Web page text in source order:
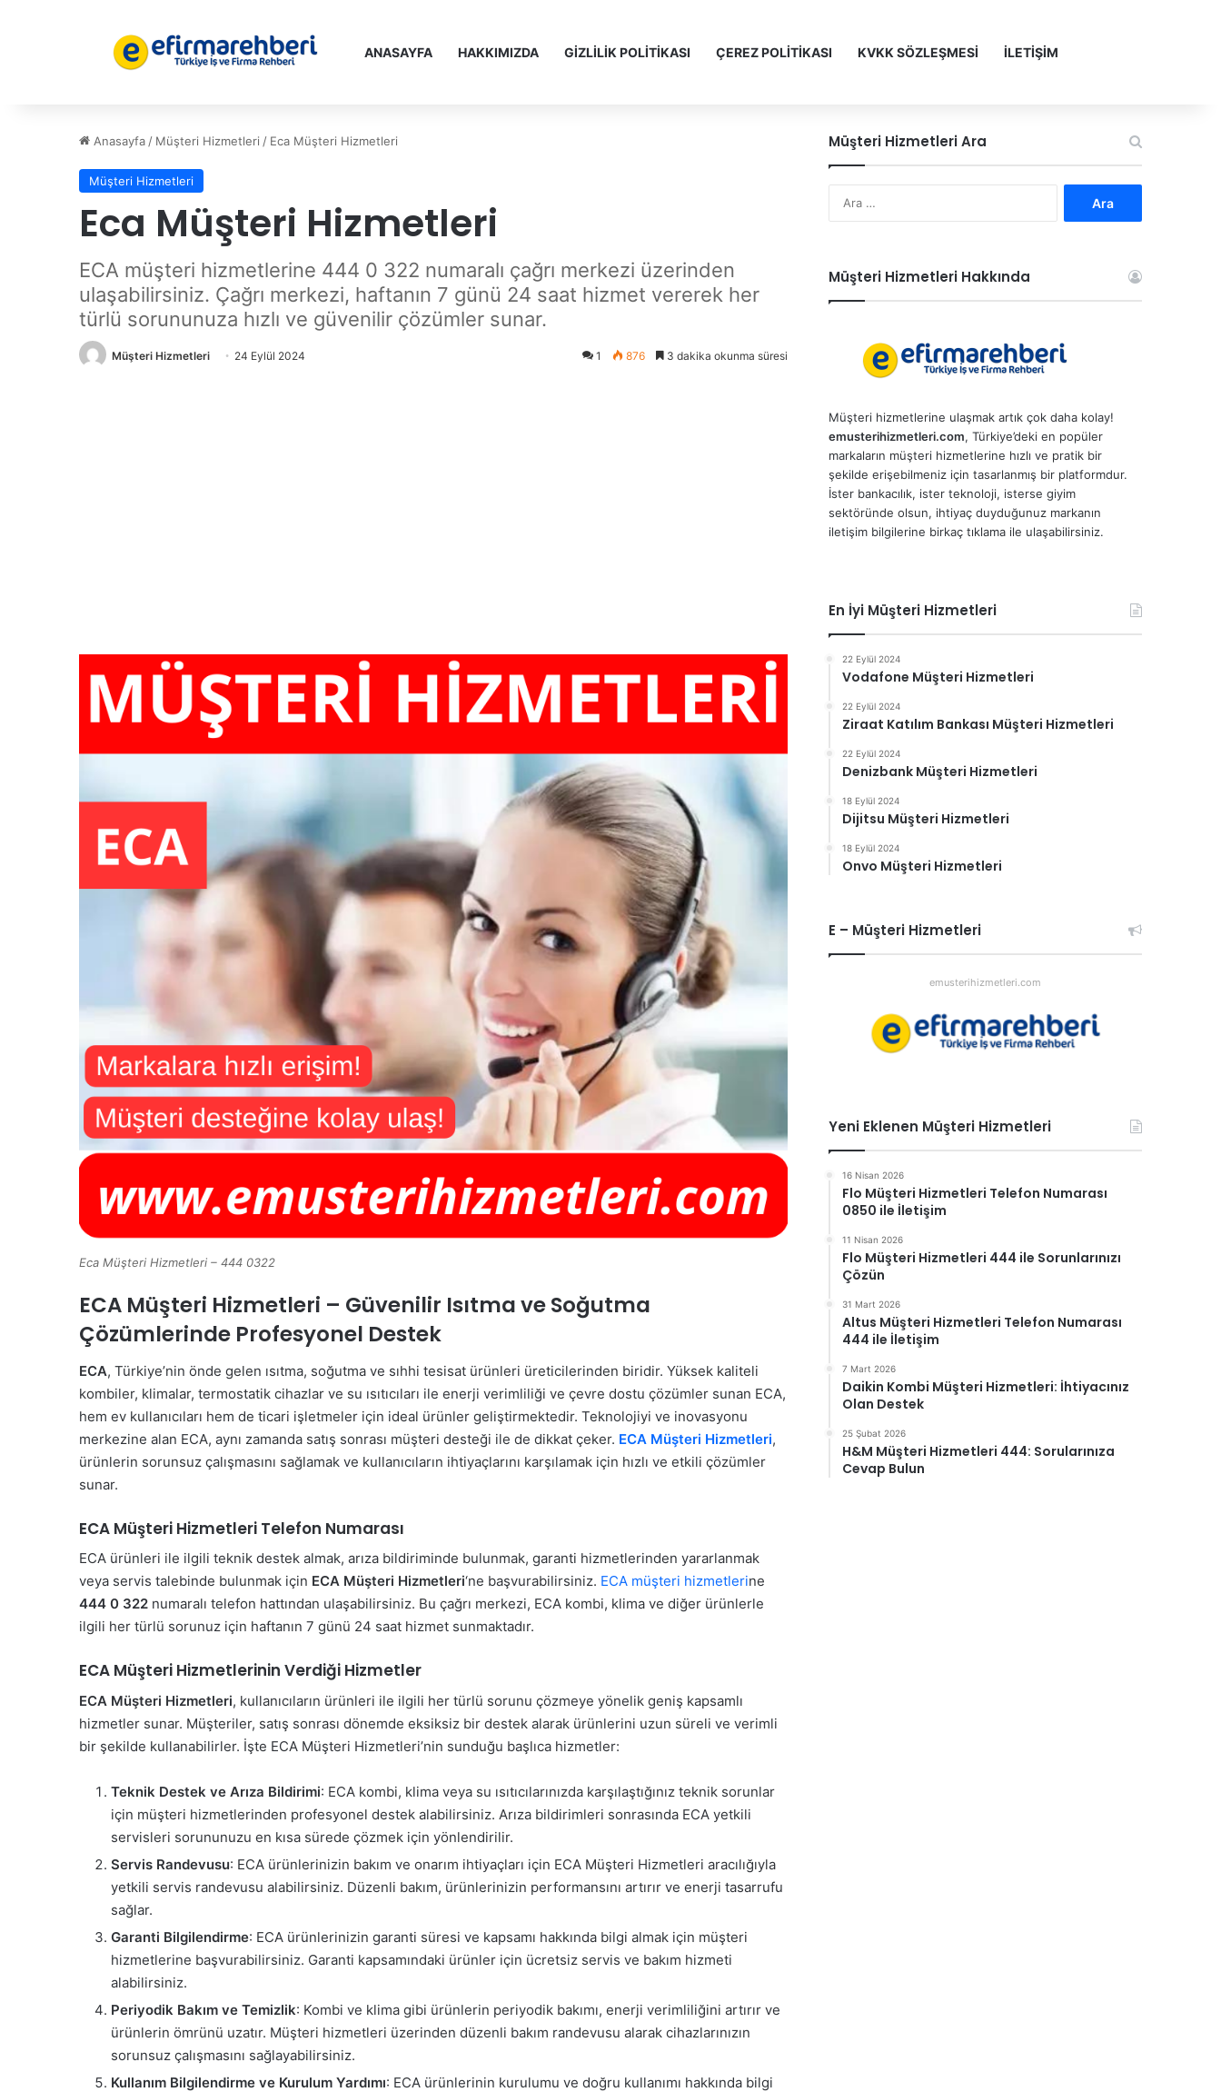
ANASAYFA HAKKIMIZDA GİZLİLİK POLİTİKASI ÇEREZ POLİTİKASI KVKK SÖZLEŞMESİ İLETİŞİM
Anasayfa / Müşteri Hizmetleri / Eca Müşteri Hizmetleri
Müşteri Hizmetleri
Eca Müşteri Hizmetleri
ECA müşteri hizmetlerine 444 0 322 numaralı çağrı merkezi üzerinden
ulaşabilirsiniz. Çağrı merkezi, haftanın 7 günü 24 saat hizmet vererek her
türlü sorununuza hızlı ve güvenilir çözümler sunar.
Müşteri Hizmetleri 24 Eylül 2024 1 876 3 dakika okunma süresi
Eca Müşteri Hizmetleri – 444 0322
ECA Müşteri Hizmetleri – Güvenilir Isıtma ve Soğutma
Çözümlerinde Profesyonel Destek
ECA, Türkiye’nin önde gelen ısıtma, soğutma ve sıhhi tesisat ürünleri üreticilerinden biridir. Yüksek kaliteli
kombiler, klimalar, termostatik cihazlar ve su ısıtıcıları ile enerji verimliliği ve çevre dostu çözümler sunan ECA,
hem ev kullanıcıları hem de ticari işletmeler için ideal ürünler geliştirmektedir. Teknolojiyi ve inovasyonu
merkezine alan ECA, aynı zamanda satış sonrası müşteri desteği ile de dikkat çeker. ECA Müşteri Hizmetleri,
ürünlerin sorunsuz çalışmasını sağlamak ve kullanıcıların ihtiyaçlarını karşılamak için hızlı ve etkili çözümler
sunar.
ECA Müşteri Hizmetleri Telefon Numarası
ECA ürünleri ile ilgili teknik destek almak, arıza bildiriminde bulunmak, garanti hizmetlerinden yararlanmak
veya servis talebinde bulunmak için ECA Müşteri Hizmetleri‘ne başvurabilirsiniz. ECA müşteri hizmetlerine
444 0 322 numaralı telefon hattından ulaşabilirsiniz. Bu çağrı merkezi, ECA kombi, klima ve diğer ürünlerle
ilgili her türlü sorunuz için haftanın 7 günü 24 saat hizmet sunmaktadır.
ECA Müşteri Hizmetlerinin Verdiği Hizmetler
ECA Müşteri Hizmetleri, kullanıcıların ürünleri ile ilgili her türlü sorunu çözmeye yönelik geniş kapsamlı
hizmetler sunar. Müşteriler, satış sonrası dönemde eksiksiz bir destek alarak ürünlerini uzun süreli ve verimli
bir şekilde kullanabilirler. İşte ECA Müşteri Hizmetleri’nin sunduğu başlıca hizmetler:
Teknik Destek ve Arıza Bildirimi: ECA kombi, klima veya su ısıtıcılarınızda karşılaştığınız teknik sorunlar
için müşteri hizmetlerinden profesyonel destek alabilirsiniz. Arıza bildirimleri sonrasında ECA yetkili
servisleri sorununuzu en kısa sürede çözmek için yönlendirilir.
Servis Randevusu: ECA ürünlerinizin bakım ve onarım ihtiyaçları için ECA Müşteri Hizmetleri aracılığıyla
yetkili servis randevusu alabilirsiniz. Düzenli bakım, ürünlerinizin performansını artırır ve enerji tasarrufu
sağlar.
Garanti Bilgilendirme: ECA ürünlerinizin garanti süresi ve kapsamı hakkında bilgi almak için müşteri
hizmetlerine başvurabilirsiniz. Garanti kapsamındaki ürünler için ücretsiz servis ve bakım hizmeti
alabilirsiniz.
Periyodik Bakım ve Temizlik: Kombi ve klima gibi ürünlerin periyodik bakımı, enerji verimliliğini artırır ve
ürünlerin ömrünü uzatır. Müşteri hizmetleri üzerinden düzenli bakım randevusu alarak cihazlarınızın
sorunsuz çalışmasını sağlayabilirsiniz.
Kullanım Bilgilendirme ve Kurulum Yardımı: ECA ürünlerinin kurulumu ve doğru kullanımı hakkında bilgi
Müşteri Hizmetleri Ara
Müşteri Hizmetleri Hakkında
Müşteri hizmetlerine ulaşmak artık çok daha kolay!
emusterihizmetleri.com, Türkiye’deki en popüler
markaların müşteri hizmetlerine hızlı ve pratik bir
şekilde erişebilmeniz için tasarlanmış bir platformdur.
İster bankacılık, ister teknoloji, isterse giyim
sektöründe olsun, ihtiyaç duyduğunuz markanın
iletişim bilgilerine birkaç tıklama ile ulaşabilirsiniz.
En İyi Müşteri Hizmetleri
22 Eylül 2024
Vodafone Müşteri Hizmetleri
22 Eylül 2024
Ziraat Katılım Bankası Müşteri Hizmetleri
22 Eylül 2024
Denizbank Müşteri Hizmetleri
18 Eylül 2024
Dijitsu Müşteri Hizmetleri
18 Eylül 2024
Onvo Müşteri Hizmetleri
E – Müşteri Hizmetleri
emusterihizmetleri.com
Yeni Eklenen Müşteri Hizmetleri
16 Nisan 2026
Flo Müşteri Hizmetleri Telefon Numarası
0850 ile İletişim
11 Nisan 2026
Flo Müşteri Hizmetleri 444 ile Sorunlarınızı
Çözün
31 Mart 2026
Altus Müşteri Hizmetleri Telefon Numarası
444 ile İletişim
7 Mart 2026
Daikin Kombi Müşteri Hizmetleri: İhtiyacınız
Olan Destek
25 Şubat 2026
H&M Müşteri Hizmetleri 444: Sorularınıza
Cevap Bulun